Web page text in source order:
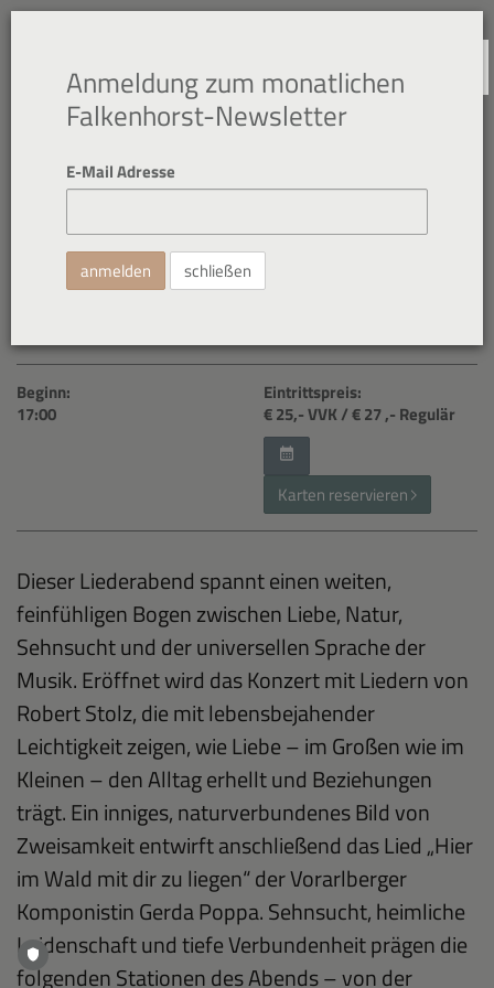
NAVIGATION
27. Sep. 2026
Liederabend
Beginn:
17:00
Eintrittspreis:
€ 25,- VVK/ € 27,- Regulär
Karten reservieren
Dieser Liederabend spannt einen weiten,
feinfühligen Bogen zwischen Liebe, Natur,
Sehnsucht und der universellen Sprache der
Musik. Eröffnet wird das Konzert mit Liedern von
Robert Stolz, die mit lebensbejahender
Leichtigkeit zeigen, wie Liebe – im Großen wie im
Kleinen – den Alltag erhellt und Beziehungen
trägt. Ein inniges, naturverbundenes Bild von
Zweisamkeit entwirft anschließend das Lied „Hier
im Wald mit dir zu liegen“ der Vorarlberger
Komponistin Gerda Poppa. Sehnsucht, heimliche
Leidenschaft und tiefe Verbundenheit prägen die
folgenden Stationen des Abends – von der
Anmeldung zum monatlichen
Falkenhorst-Newsletter
E-Mail Adresse
schließen